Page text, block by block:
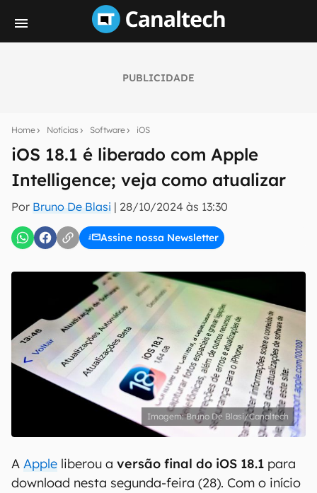
PUBLICIDADE
Home Notícias Software iOS
iOS 18.1 é liberado com Apple
Intelligence; veja como atualizar
Por Bruno De Blasi | 28/10/2024 às 13:30
Assine nossa Newsletter
notícias e reviews sobre tecnologia em primeira
mão.
E-mail
inscreva-se
Confirmo que li, aceito e concordo com os
Uso e Política de Privacidade do Canaltech.
Bruno De Blasi/Canaltech
A Apple liberou a versão final do iOS 18.1 para
download nesta segunda-feira (28). Com o início